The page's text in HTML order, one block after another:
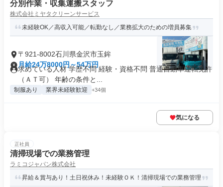
分別作業・収集運搬スタッフ
株式会社ミヤタクリーンサービス
未経験OK／高収入可能／転勤なし／業務拡大のための増員募集
〒921-8002石川県金沢市玉鉾
月給24万8000円～54万円
求めている人材 学歴不問 経験・資格不問 普通自動車運転免許
（ＡＴ可） 年齢の条件と...
制服あり 業界未経験歓迎 +34個
気になる
正社員
清掃現場での業務管理
ラミコジャパン株式会社
昇給＆賞与あり！土日祝休み！未経験ＯＫ！清掃現場での業務管理